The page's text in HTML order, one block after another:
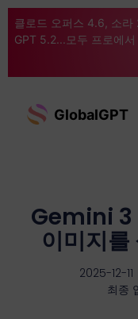
클로드 오퍼스 4.6, 소라
GPT 5.2...모두 프로에
GlobalGPT
Gemini 3
이미지
2025-12-11
최종